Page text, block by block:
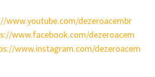
www.youtube.com/dezeroacembr
www.facebook.com/dezeroacem
www.instagram.com/dezeroacem